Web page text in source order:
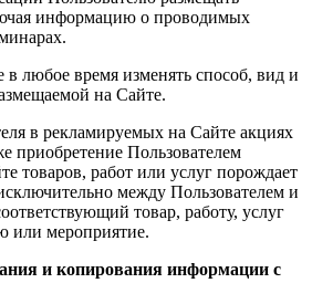
информацию о проводимых
любое время изменять способ, вид и
на Сайте.
в рекламируемых на Сайте акциях
приобретение Пользователем
товаров, работ или услуг порождает
между Пользователем и
товар, работу, услуг
или мероприятие.
и копирования информации с